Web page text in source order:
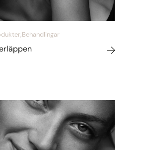
Behandlingar